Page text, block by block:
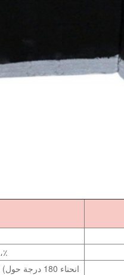
استطالة الكسر،٪